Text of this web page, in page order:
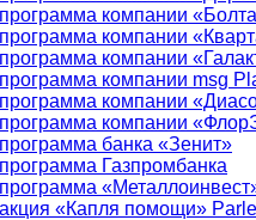
компании
компании
компании
компании msg
компании
компании
банка «Зенит»
Газпромбанка
«Капля помощи»